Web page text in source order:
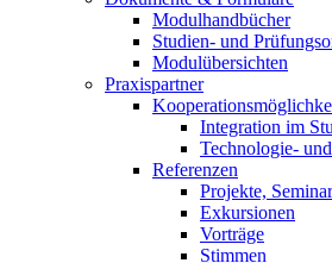
Modulhandbücher
Studien- und
Modulübersichten
Praxispartner
Integration im
Technologie-
Referenzen
Projekte,
Exkursionen
Vorträge
Stimmen